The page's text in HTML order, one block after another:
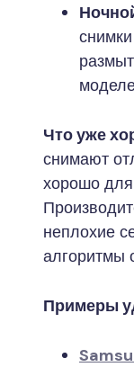
Что уже
снимают
хорошо
неплохие
алгоритмы
Примеры